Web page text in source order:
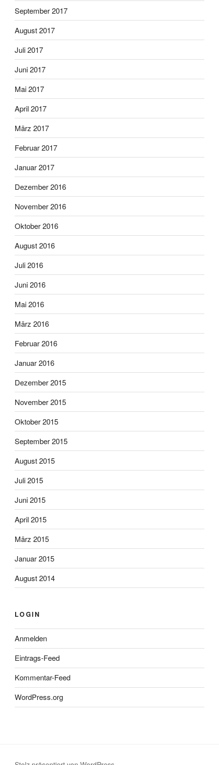
September 2017
August 2017
Juli 2017
Juni 2017
Mai 2017
April 2017
März 2017
Februar 2017
Januar 2017
Dezember 2016
November 2016
Oktober 2016
August 2016
Juli 2016
Juni 2016
Mai 2016
März 2016
Februar 2016
Januar 2016
Dezember 2015
November 2015
Oktober 2015
September 2015
August 2015
Juli 2015
Juni 2015
April 2015
März 2015
Januar 2015
August 2014
LOGIN
Anmelden
Eintrags-Feed
Kommentar-Feed
WordPress.org